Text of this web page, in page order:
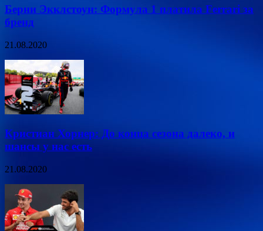
Берни Экклстоун: Формула 1 платила Ferrari за
бренд
21.08.2020
Кристиан Хорнер: До конца сезона далеко, и
шансы у нас есть
21.08.2020